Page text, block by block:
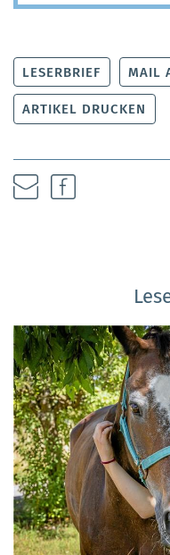
LESERBRIEF MAIL
ARTIKEL DRUCKEN